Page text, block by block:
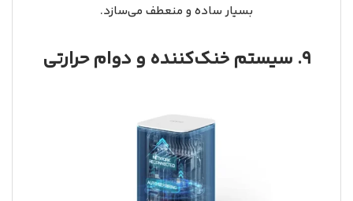
بسیار ساده و منعطف می‌سازد.
9. سیستم خنک‌کننده و دوام حرارتی